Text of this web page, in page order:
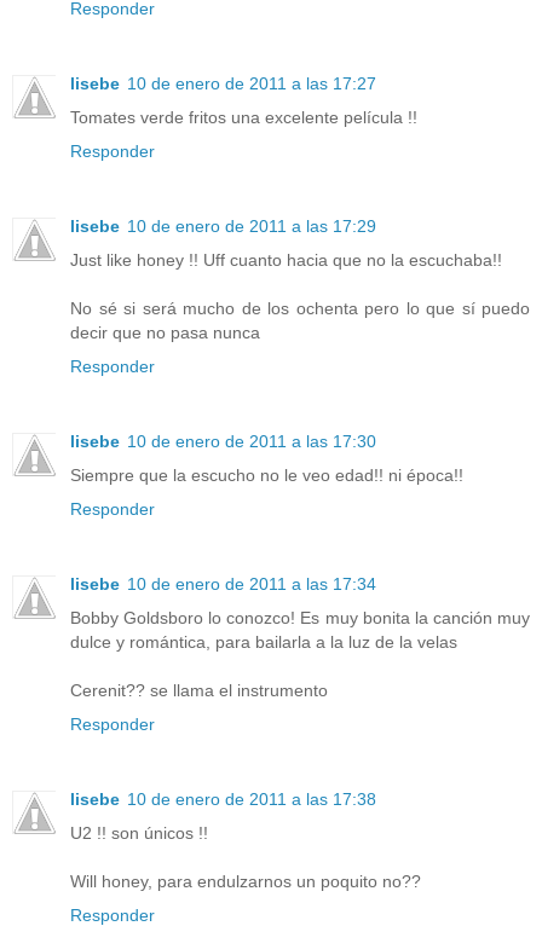
Responder
lisebe 10 de enero de 2011 a las 17:27
Tomates verde fritos una excelente película !!
Responder
lisebe 10 de enero de 2011 a las 17:29
Just like honey !! Uff cuanto hacia que no la escuchaba!!
No sé si será mucho de los ochenta pero lo que sí puedo
decir que no pasa nunca
Responder
lisebe 10 de enero de 2011 a las 17:30
Siempre que la escucho no le veo edad!! ni época!!
Responder
lisebe 10 de enero de 2011 a las 17:34
Bobby Goldsboro lo conozco! Es muy bonita la canción muy
dulce y romántica, para bailarla a la luz de la velas
Cerenit?? se llama el instrumento
Responder
lisebe 10 de enero de 2011 a las 17:38
U2 !! son únicos !!
Will honey, para endulzarnos un poquito no??
Responder